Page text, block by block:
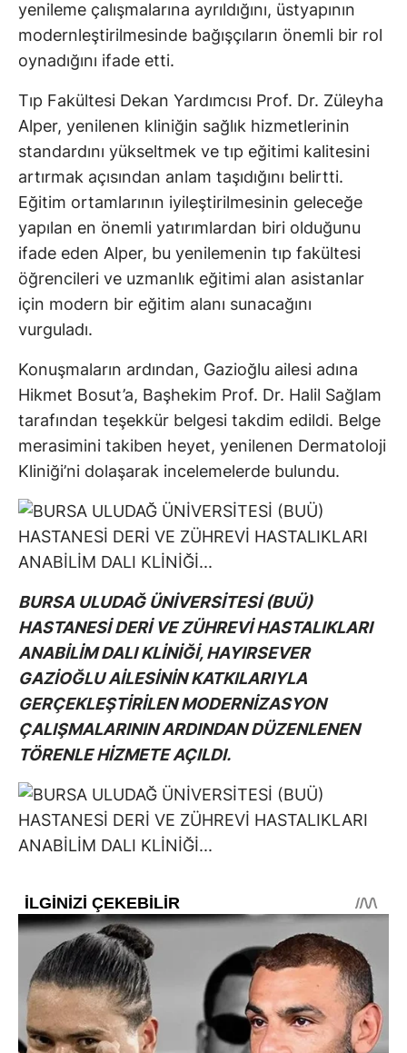
yenileme çalışmalarına ayrıldığını, üstyapının
modernleştirilmesinde bağışçıların önemli bir rol
oynadığını ifade etti.
Tıp Fakültesi Dekan Yardımcısı Prof. Dr. Züleyha
Alper, yenilenen kliniğin sağlık hizmetlerinin
standardını yükseltmek ve tıp eğitimi kalitesini
artırmak açısından anlam taşıdığını belirtti.
Eğitim ortamlarının iyileştirilmesinin geleceğe
yapılan en önemli yatırımlardan biri olduğunu
ifade eden Alper, bu yenilemenin tıp fakültesi
öğrencileri ve uzmanlık eğitimi alan asistanlar
için modern bir eğitim alanı sunacağını
vurguladı.
Konuşmaların ardından, Gazioğlu ailesi adına
Hikmet Bosut’a, Başhekim Prof. Dr. Halil Sağlam
tarafından teşekkür belgesi takdim edildi. Belge
merasimini takiben heyet, yenilenen Dermatoloji
Kliniği’ni dolaşarak incelemelerde bulundu.
BURSA ULUDAĞ ÜNİVERSİTESİ (BUÜ)
HASTANESİ DERİ VE ZÜHREVİ HASTALIKLARI
ANABİLİM DALI KLİNİĞİ, HAYIRSEVER
GAZİOĞLU AİLESİNİN KATKILARIYLA
GERÇEKLEŞTİRİLEN MODERNİZASYON
ÇALIŞMALARININ ARDINDAN DÜZENLENEN
TÖRENLE HİZMETE AÇILDI.